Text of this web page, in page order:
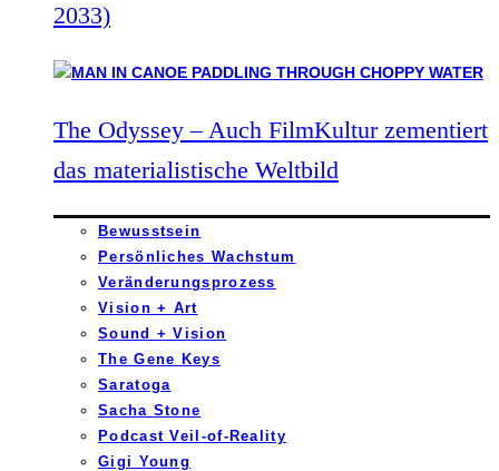
2033)
The Odyssey – Auch FilmKultur zementiert
das materialistische Weltbild
Bewusstsein
Persönliches Wachstum
Veränderungsprozess
Vision + Art
Sound + Vision
The Gene Keys
Saratoga
Sacha Stone
Podcast Veil-of-Reality
Gigi Young